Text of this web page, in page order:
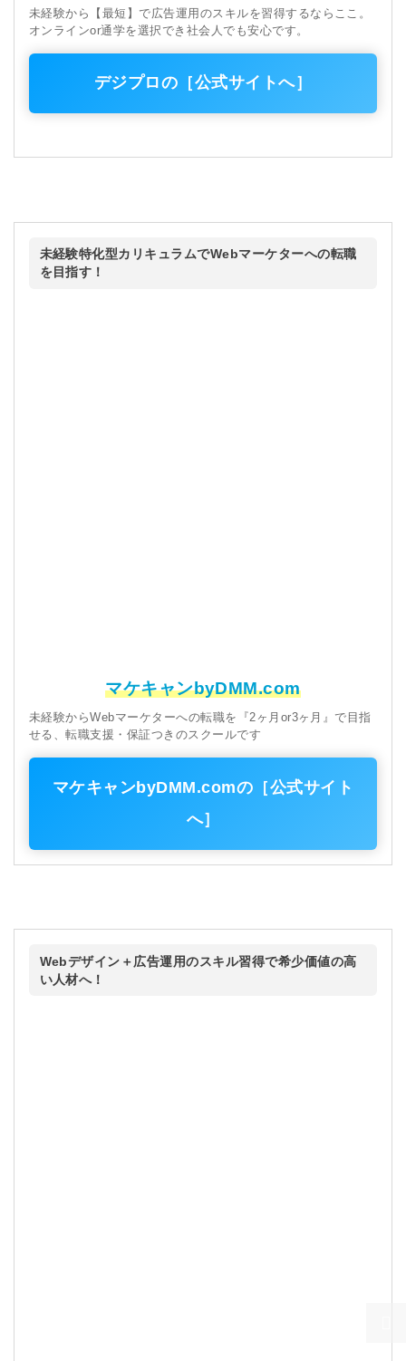
未経験から【最短】で広告運用のスキルを習得するならここ。
オンラインor通学を選択でき社会人でも安心です。
デジプロの［公式サイトへ］
未経験特化型カリキュラムでWebマーケターへの転職
を目指す！
マケキャンbyDMM.com
未経験からWebマーケターへの転職を『2ヶ月or3ヶ月』で目指
せる、転職支援・保証つきのスクールです
マケキャンbyDMM.comの［公式サイト
へ］
Webデザイン＋広告運用のスキル習得で希少価値の高
い人材へ！